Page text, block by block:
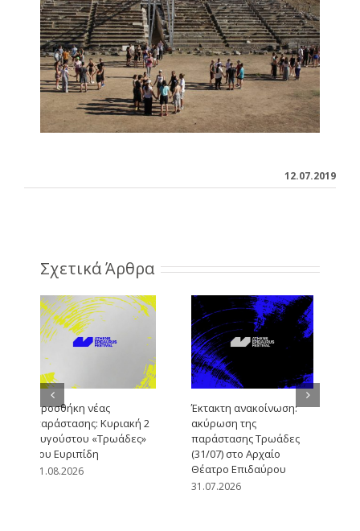
12.07.2019
Σχετικά Άρθρα
Ανοιχτή Πρόσκληση για
το Καλλιτεχνικό
Πρόγραμμα του
Φεστιβάλ Αθηνών
Επιδαύρου 2027
Ανεκτίμητες εμπειρίες
στην Αρχαία Επίδαυρο
από το Φεστιβάλ, την
Εθνική Τράπεζα και την
Mastercard
04.08.2026